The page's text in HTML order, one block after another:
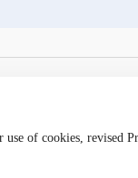
of cookies, revised